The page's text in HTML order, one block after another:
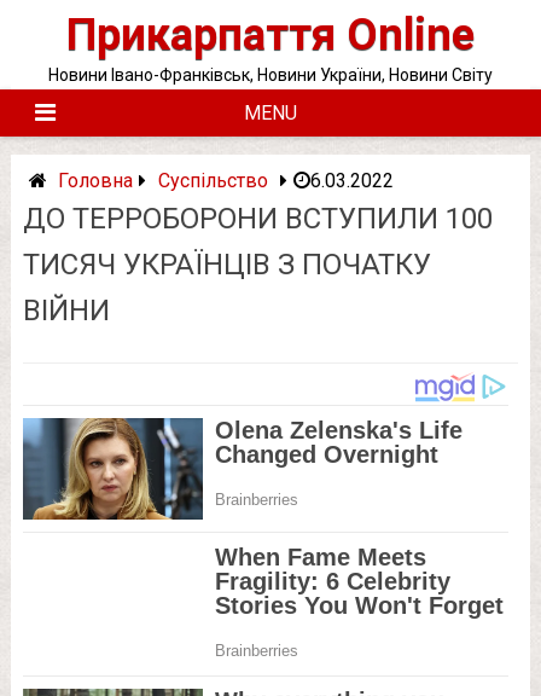
Прикарпаття Online
Новини Івано-Франківськ, Новини України, Новини Світу
MENU
Головна Суспільство 6.03.2022
ДО ТЕРРОБОРОНИ ВСТУПИЛИ 100
ТИСЯЧ УКРАЇНЦІВ З ПОЧАТКУ
ВІЙНИ